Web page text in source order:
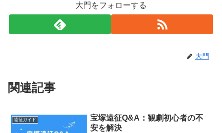
大門をフォローする
大門
関連記事
遠征ガイド
宝塚遠征Q&A：観劇初心者の不
安を解決